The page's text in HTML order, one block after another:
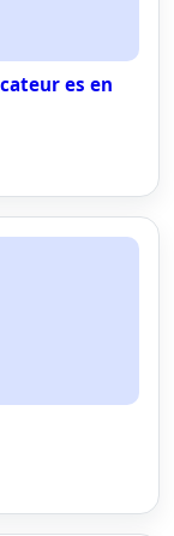
es en